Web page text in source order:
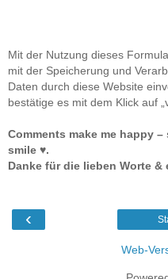
Mit der Nutzung dieses
mit der Speicherung und
Daten durch diese Website
bestätige es mit dem Klick auf
Comments make me happy –
smile ♥.
Danke für die lieben Worte &
‹
Web-